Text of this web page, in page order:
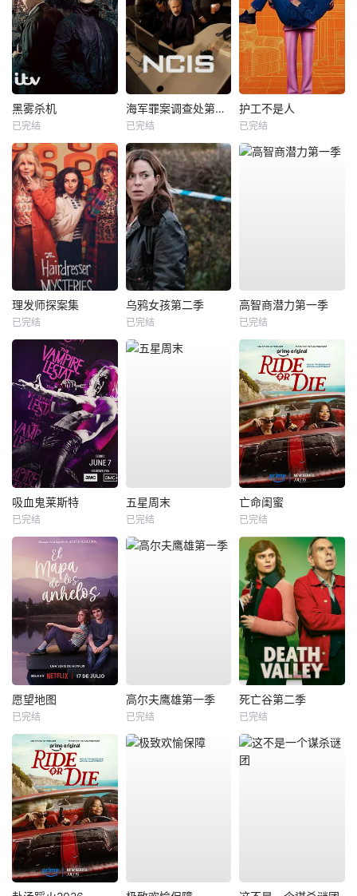
黑雾杀机
已完结
海军罪案调查处第二十三季
已完结
护工不是人
已完结
理发师探案集
已完结
乌鸦女孩第二季
已完结
高智商潜力第一季
已完结
吸血鬼莱斯特
已完结
五星周末
已完结
亡命闺蜜
已完结
愿望地图
已完结
高尔夫鹰雄第一季
已完结
死亡谷第二季
已完结